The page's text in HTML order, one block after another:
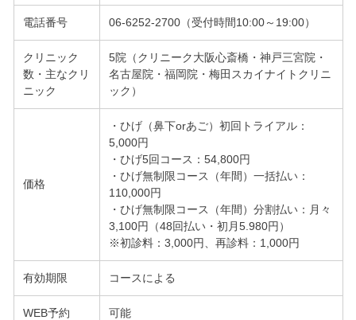
電話番号 06-6252-2700（受付時間10:00～19:00）
クリニック
数・主なクリ
ニック
5院（クリニーク大阪心斎橋・神戸三宮院・
名古屋院・福岡院・梅田スカイナイトクリニ
ック）
価格
・ひげ（鼻下orあご）初回トライアル：
5,000円
・ひげ5回コース：54,800円
・ひげ無制限コース（年間）一括払い：
110,000円
・ひげ無制限コース（年間）分割払い：月々
3,100円（48回払い・初月5.980円）
※初診料：3,000円、再診料：1,000円
有効期限 コースによる
WEB予約 可能